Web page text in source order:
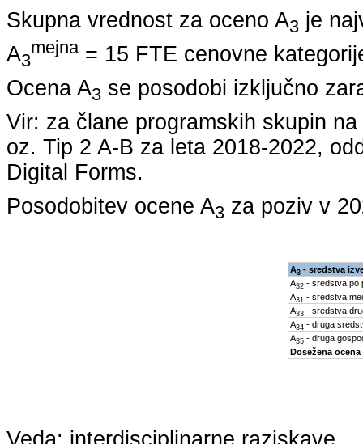
Skupna vrednost za oceno A3 je
A3
mejna= 15 FTE cenovne
Ocena A3 se posodobi izključno
Vir: za člane programskih skupin
oz. Tip 2 A-B za leta 2018-2022,
Digital Forms.
Posodobitev ocene A3 za poziv v
A3- sredstva
A32- sredstva po
A31 - sredstva
A33- sredstva
A34 - druga
A35- druga
Dosežena ocena